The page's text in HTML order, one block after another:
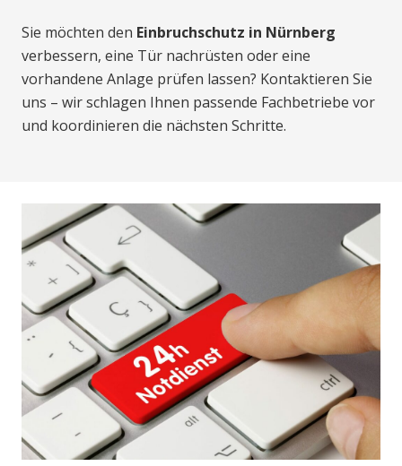
Sie möchten den Einbruchschutz in Nürnberg
verbessern, eine Tür nachrüsten oder eine
vorhandene Anlage prüfen lassen? Kontaktieren Sie
uns – wir schlagen Ihnen passende Fachbetriebe vor
und koordinieren die nächsten Schritte.